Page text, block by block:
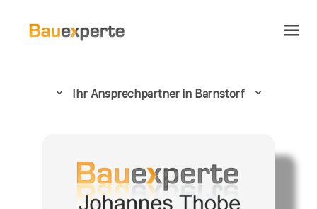
Ihr Ansprechpartner in Barnstorf